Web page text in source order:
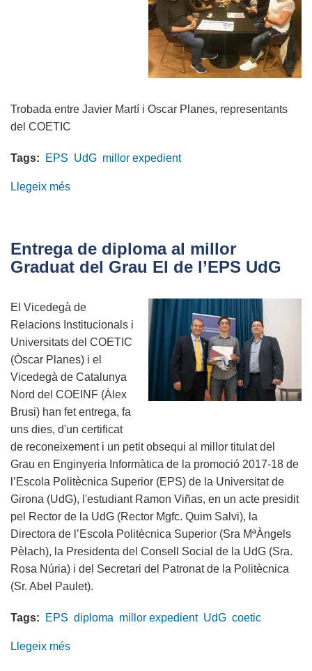
Trobada entre Javier Martí i Oscar Planes, representants
del COETIC
Tags: EPS UdG millor expedient
Llegeix més
expedients
acadèmics
Informàtica
EPS
UdG
Entrega de diploma al millor
Graduat del Grau EI de l’EPS UdG
El Vicedegà de
Relacions Institucionals i
Universitats del COETIC
(Òscar Planes) i el
Vicedegà de Catalunya
Nord del COEINF (Àlex
Brusi) han fet entrega, fa
uns dies, d'un certificat
de reconeixement i un petit obsequi al millor titulat del
Grau en Enginyeria Informàtica de la promoció 2017-18 de
l’Escola Politècnica Superior (EPS) de la Universitat de
Girona (UdG), l'estudiant Ramon Viñas, en un acte presidit
pel Rector de la UdG (Rector Mgfc. Quim Salvi), la
Directora de l’Escola Politècnica Superior (Sra MªÀngels
Pèlach), la Presidenta del Consell Social de la UdG (Sra.
Rosa Núria) i del Secretari del Patronat de la Politècnica
(Sr. Abel Paulet).
Tags: EPS diploma millor expedient UdG coetic
Llegeix més